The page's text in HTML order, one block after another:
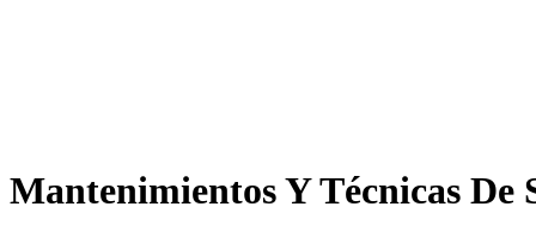
Mantenimientos Y Técnicas De